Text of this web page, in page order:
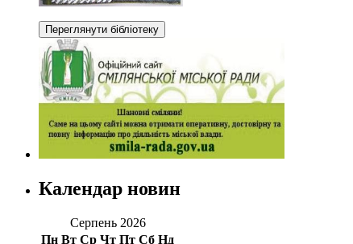
Календар новин
Серпень 2026
Пн Вт Ср Чт Пт Сб Нд